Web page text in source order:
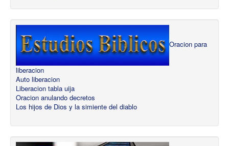
Oracion para
liberacion
Auto liberacion
Liberacion tabla uija
Oracion anulando decretos
Los hijos de Dios y la simiente del diablo